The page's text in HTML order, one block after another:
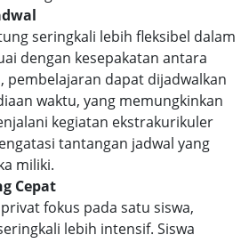
seringkali lebih fleksibel dalam
dengan kesepakatan antara
pembelajaran dapat dijadwalkan
waktu, yang memungkinkan
kegiatan ekstrakurikuler
tantangan jadwal yang
miliki.
Cepat
fokus pada satu siswa,
lebih intensif. Siswa